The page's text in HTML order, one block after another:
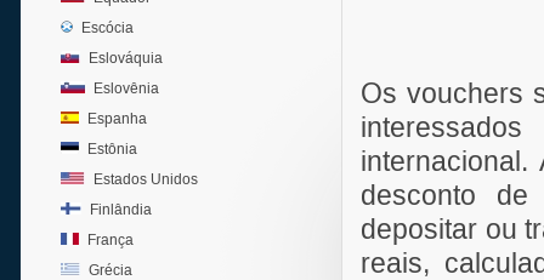
Escócia
Eslováquia
Eslovênia
Espanha
Estônia
Estados Unidos
Finlândia
França
Grécia
Os vouchers
desconto
depositar ou
reais,